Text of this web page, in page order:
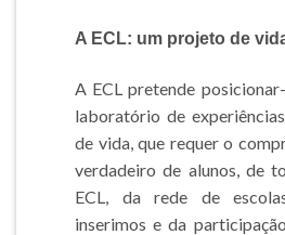
A ECL: um projeto de
A ECL pretende
laboratório de
de vida, que requer o
verdadeiro de alunos, de
ECL, da rede de
inserimos e da